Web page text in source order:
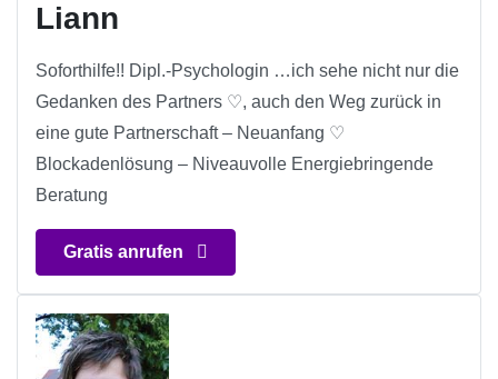
Liann
Soforthilfe!! Dipl.-Psychologin …ich sehe nicht nur die
Gedanken des Partners ♡, auch den Weg zurück in
eine gute Partnerschaft – Neuanfang ♡
Blockadenlösung – Niveauvolle Energiebringende
Beratung
Gratis anrufen